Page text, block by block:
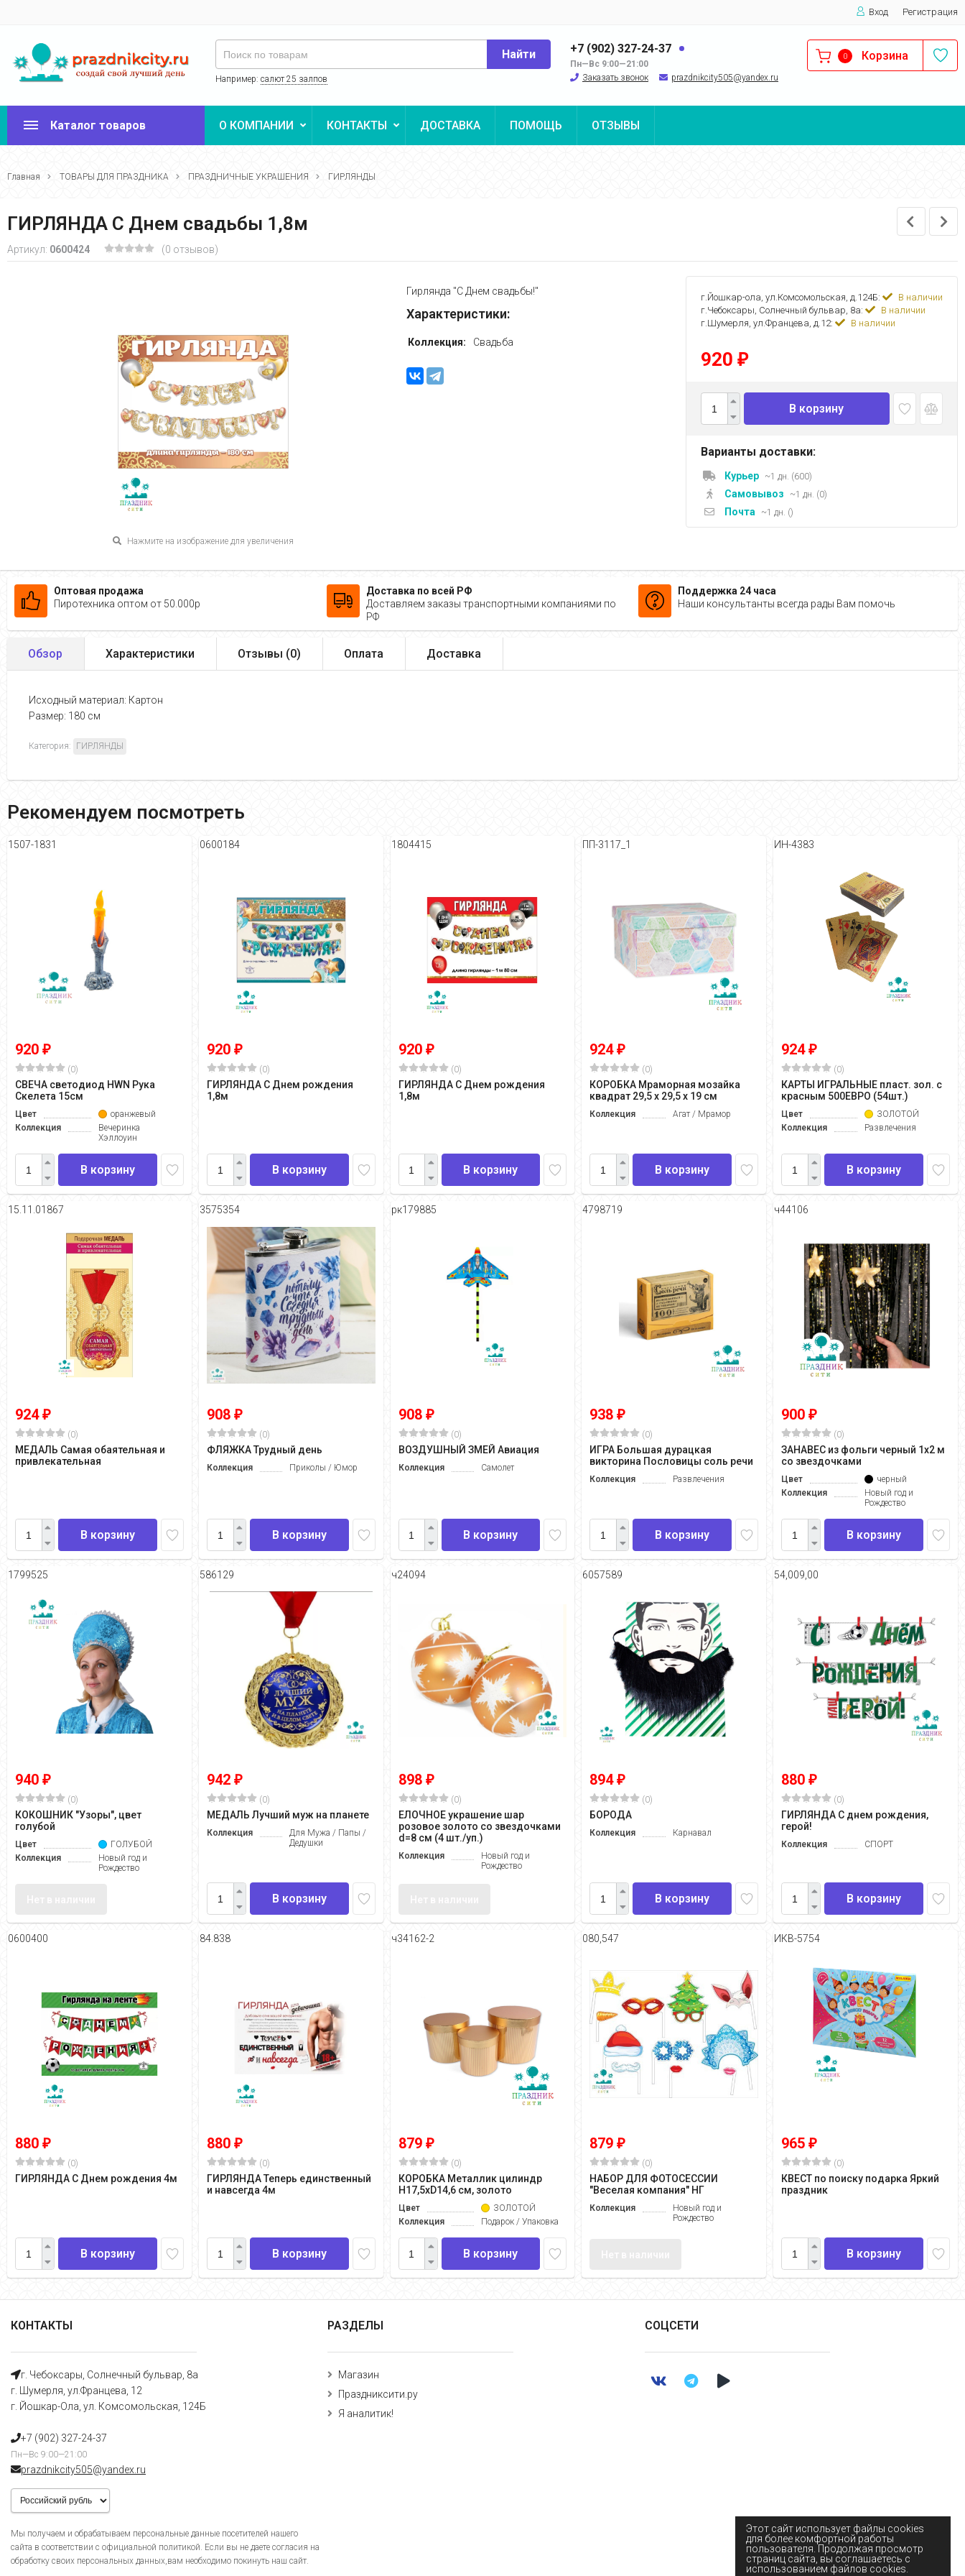
Этот сайт использует файлы cookies
для более комфортной работы
пользователя. Продолжая просмотр
страниц сайта, вы соглашаетесь с
использованием файлов cookies.
Вход Регистрация
+7 (902) 327-24-37
Пн—Вс 9:00—21:00
Заказать звонок
prazdnikcity505@yandеx.ru
Найти
Например: салют 25 залпов
0 Корзина
Каталог товаров О КОМПАНИИ КОНТАКТЫ ДОСТАВКА ПОМОЩЬ ОТЗЫВЫ
Главная ТОВАРЫ ДЛЯ ПРАЗДНИКА ПРАЗДНИЧНЫЕ УКРАШЕНИЯ ГИРЛЯНДЫ
ГИРЛЯНДА С Днем свадьбы 1,8м
Артикул: 0600424 (0 отзывов)
Нажмите на изображение для увеличения
Гирлянда "С Днем свадьбы!"
Характеристики:
Коллекция: Свадьба
г.Йошкар-ола, ул.Комсомольская, д.124Б:
В наличии
г.Чебоксары, Солнечный бульвар, 8а:
В наличии
г.Шумерля, ул.Францева, д.12:
В наличии
920 ₽
В корзину
Варианты доставки:
Курьер ~1 дн. (600)
Самовывоз ~1 дн. (0)
Почта ~1 дн. ()
Оптовая продажа
Пиротехника оптом от 50.000р
Доставка по всей РФ
Доставляем заказы транспортными компаниями по
РФ
Поддержка 24 часа
Наши консультанты всегда рады Вам помочь
Обзор Характеристики Отзывы (0) Оплата Доставка
Исходный материал: Картон
Размер: 180 см
Категория: ГИРЛЯНДЫ
Рекомендуем посмотреть
1507-1831
920 ₽
(0)
СВЕЧА светодиод HWN Рука
Скелета 15см
Цвет
оранжевый
Коллекция
Вечеринка
Хэллоуин
В корзину
0600184
920 ₽
(0)
ГИРЛЯНДА С Днем рождения
1,8м
В корзину
1804415
920 ₽
(0)
ГИРЛЯНДА С Днем рождения
1,8м
В корзину
ПП-3117_1
924₽
(0)
КОРОБКА Мраморная мозайка
квадрат 29,5 х 29,5 х 19 см
Коллекция Агат / Мрамор
В корзину
ИН-4383
924₽
(0)
КАРТЫ ИГРАЛЬНЫЕ пласт. зол. с
красным 500ЕВРО (54шт.)
Цвет
ЗОЛОТОЙ
Коллекция
Развлечения
В корзину
15.11.01867
924 ₽
(0)
МЕДАЛЬ Самая обаятельная и
привлекательная
В корзину
3575354
908 ₽
(0)
ФЛЯЖКА Трудный день
Коллекция Приколы / Юмор
В корзину
рк179885
908 ₽
(0)
ВОЗДУШНЫЙ ЗМЕЙ Авиация
Коллекция Самолет
В корзину
4798719
938₽
(0)
ИГРА Большая дурацкая
викторина Пословицы соль речи
Коллекция Развлечения
В корзину
ч44106
900₽
(0)
ЗАНАВЕС из фольги черный 1х2 м
со звездочками
Цвет
черный
Коллекция
Новый год и
Рождество
В корзину
1799525
940 ₽
(0)
КОКОШНИК "Узоры", цвет
голубой
Цвет
ГОЛУБОЙ
Коллекция
Новый год и
Рождество
586129
942 ₽
(0)
МЕДАЛЬ Лучший муж на планете
Коллекция
Для Мужа / Папы /
Дедушки
В корзину
ч24094
898 ₽
(0)
ЕЛОЧНОЕ украшение шар
розовое золото со звездочками
d=8 см (4 шт./уп.)
Коллекция
Новый год и
Рождество
6057589
894₽
(0)
БОРОДА
Коллекция Карнавал
В корзину
54,009,00
880₽
(0)
ГИРЛЯНДА С днем рождения,
герой!
Коллекция СПОРТ
В корзину
0600400
880 ₽
(0)
ГИРЛЯНДА С Днем рождения 4м
В корзину
84.838
880 ₽
(0)
ГИРЛЯНДА Теперь единственный
и навсегда 4м
В корзину
ч34162-2
879 ₽
(0)
КОРОБКА Металлик цилиндр
H17,5xD14,6 см, золото
Цвет
ЗОЛОТОЙ
Коллекция
Подарок / Упаковка
В корзину
080,547
879₽
(0)
НАБОР ДЛЯ ФОТОСЕССИИ
"Веселая компания" НГ
Коллекция
Новый год и
Рождество
ИКВ-5754
965₽
(0)
КВЕСТ по поиску подарка Яркий
праздник
В корзину
КОНТАКТЫ
г. Чебоксары, Солнечный бульвар, 8а
г. Шумерля, ул.Францева, 12
г. Йошкар-Ола, ул. Комсомольская, 124Б
+7 (902) 327-24-37
Пн—Вс 9:00—21:00
prazdnikcity505@yandеx.ru
Мы получаем и обрабатываем персональные данные посетителей нашего
сайта в соответствии с официальной политикой. Если вы не даете согласия на
обработку своих персональных данных,вам необходимо покинуть наш сайт.
РАЗДЕЛЫ
Магазин
Праздниксити.ру
Я аналитик!
СОЦСЕТИ